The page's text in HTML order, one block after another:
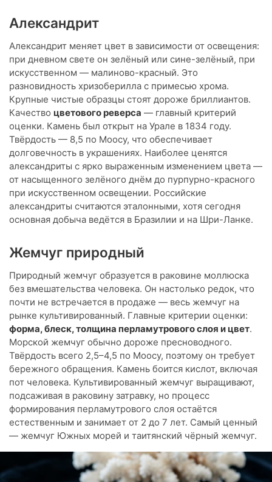
Александрит
Александрит меняет цвет в зависимости от освещения:
при дневном свете он зелёный или сине-зелёный, при
искусственном — малиново-красный. Это
разновидность хризоберилла с примесью хрома.
Крупные чистые образцы стоят дороже бриллиантов.
Качество цветового реверса — главный критерий
оценки. Камень был открыт на Урале в 1834 году.
Твёрдость — 8,5 по Моосу, что обеспечивает
долговечность в украшениях. Наиболее ценятся
александриты с ярко выраженным изменением цвета —
от насыщенного зелёного днём до пурпурно-красного
при искусственном освещении. Российские
александриты считаются эталонными, хотя сегодня
основная добыча ведётся в Бразилии и на Шри-Ланке.
Жемчуг природный
Природный жемчуг образуется в раковине моллюска
без вмешательства человека. Он настолько редок, что
почти не встречается в продаже — весь жемчуг на
рынке культивированный. Главные критерии оценки:
форма, блеск, толщина перламутрового слоя и цвет.
Морской жемчуг обычно дороже пресноводного.
Твёрдость всего 2,5–4,5 по Моосу, поэтому он требует
бережного обращения. Камень боится кислот, включая
пот человека. Культивированный жемчуг выращивают,
подсаживая в раковину затравку, но процесс
формирования перламутрового слоя остаётся
естественным и занимает от 2 до 7 лет. Самый ценный
— жемчуг Южных морей и таитянский чёрный жемчуг.